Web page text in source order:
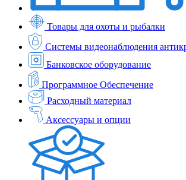
Товары для охоты и рыбалки
Системы видеонаблюдения
Банковское оборудование
Программное Обеспечение
Расходный материал
Аксессуары и опции